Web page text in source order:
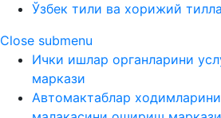
Ўзбек тили ва хорижий
Close submenu
Ички ишлар органларини
маркази
Автомактаблар